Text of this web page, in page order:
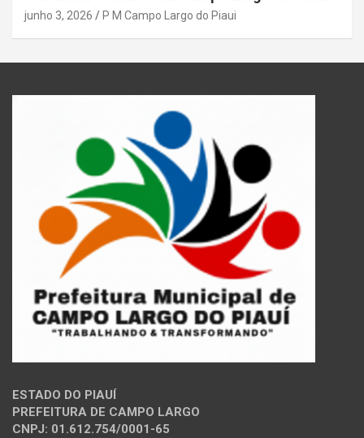
junho 3, 2026 P M Campo Largo do Piaui
ESTADO DO PIAUÍ
PREFEITURA DE CAMPO LARGO
CNPJ: 01.612.754/0001-65